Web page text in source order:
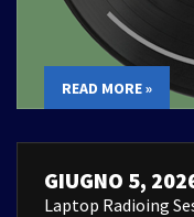
READ MORE »
GIUGNO 5,
Laptop Radioing